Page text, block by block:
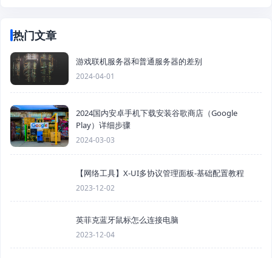
热门文章
游戏联机服务器和普通服务器的差别
2024-04-01
2024国内安卓手机下载安装谷歌商店（Google
Play）详细步骤
2024-03-03
【网络工具】X-UI多协议管理面板-基础配置教程
2023-12-02
英菲克蓝牙鼠标怎么连接电脑
2023-12-04